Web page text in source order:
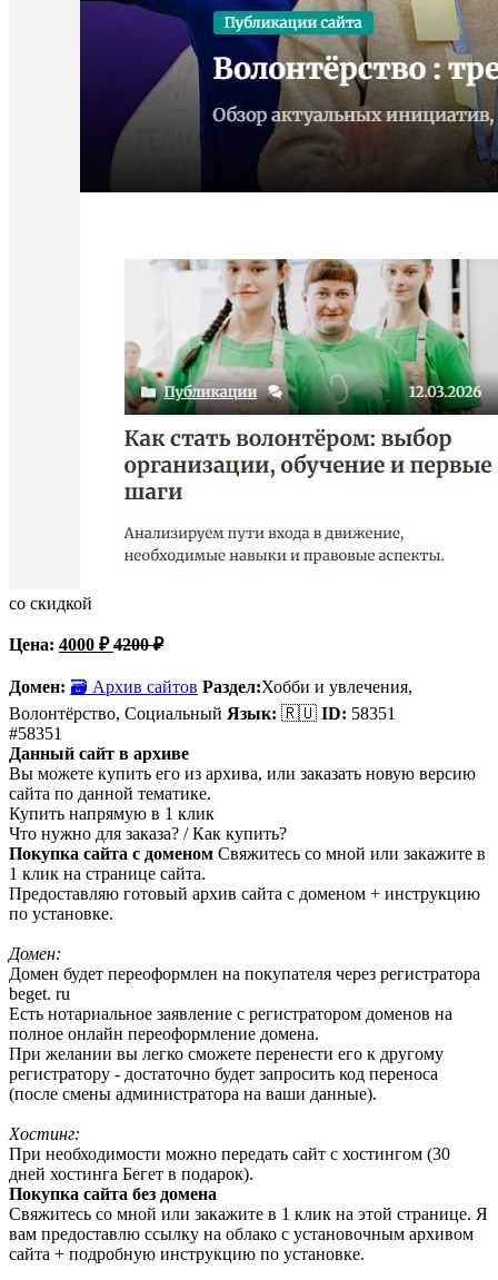
со скидкой
Цена: 4000 ₽ 4200₽
Домен: 🗃 Архив сайтов Раздел:Хобби и увлечения,
Волонтёрство, Социальный Язык: 🇷🇺 ID: 58351
#58351
Данный сайт в архиве
Вы можете купить его из архива, или заказать новую версию
сайта по данной тематике.
Купить напрямую в 1 клик
Что нужно для заказа? / Как купить?
Покупка сайта с доменом Свяжитесь со мной или закажите в
1 клик на странице сайта.
Предоставляю готовый архив сайта с доменом + инструкцию
по установке.
Домен:
Домен будет переоформлен на покупателя через регистратора
beget. ru
Есть нотариальное заявление с регистратором доменов на
полное онлайн переоформление домена.
При желании вы легко сможете перенести его к другому
регистратору - достаточно будет запросить код переноса
(после смены администратора на ваши данные).
Хостинг:
При необходимости можно передать сайт с хостингом (30
дней хостинга Бегет в подарок).
Покупка сайта без домена
Свяжитесь со мной или закажите в 1 клик на этой странице. Я
вам предоставлю ссылку на облако с установочным архивом
сайта + подробную инструкцию по установке.